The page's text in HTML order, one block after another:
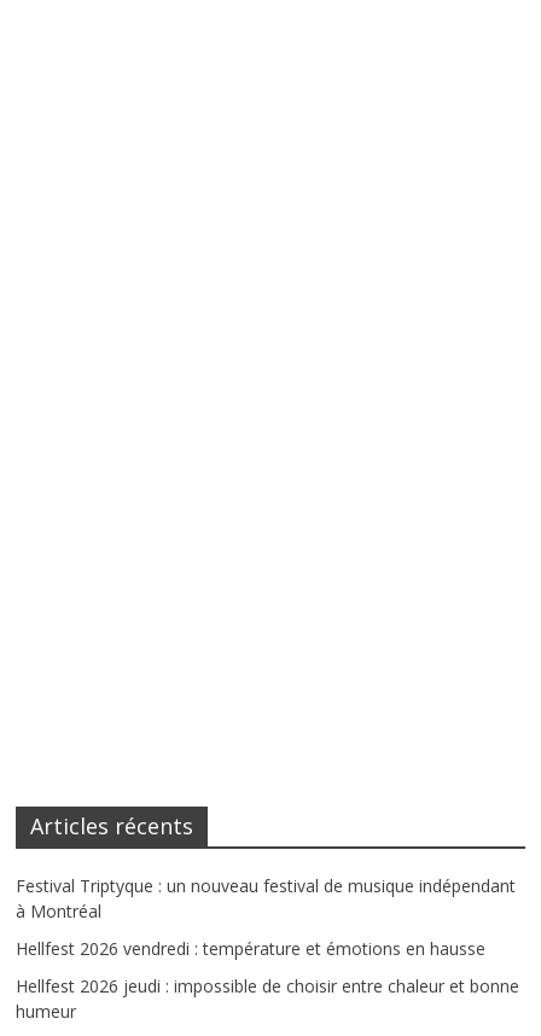
Articles récents
Festival Triptyque : un nouveau festival de musique indépendant
à Montréal
Hellfest 2026 vendredi : température et émotions en hausse
Hellfest 2026 jeudi : impossible de choisir entre chaleur et bonne
humeur